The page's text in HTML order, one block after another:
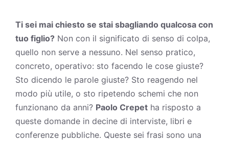
Ti sei mai chiesto se stai sbagliando qualcosa con
tuo figlio? Non con il significato di senso di colpa,
quello non serve a nessuno. Nel senso pratico,
concreto, operativo: sto facendo le cose giuste?
Sto dicendo le parole giuste? Sto reagendo nel
modo più utile, o sto ripetendo schemi che non
funzionano da anni? Paolo Crepet ha risposto a
queste domande in decine di interviste, libri e
conferenze pubbliche. Queste sei frasi sono una